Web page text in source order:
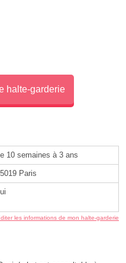
halte-garderie
10 semaines à 3 ans
Paris
les informations de mon halte-garderie